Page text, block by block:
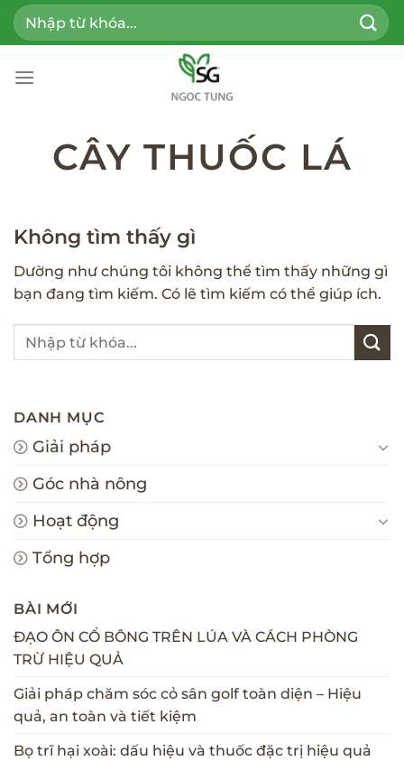
Bỏ
qua
dung
Tìm
kiếm:
CÂY THUỐC LÁ
Không tìm thấy gì
Dường như chúng tôi không thể tìm thấy những gì
bạn đang tìm kiếm. Có lẽ tìm kiếm có thể giúp ích.
DANH MỤC
Giải pháp
Góc nhà nông
Hoạt động
Tổng hợp
BÀI MỚI
ĐẠO ÔN CỔ BÔNG TRÊN LÚA VÀ CÁCH PHÒNG
TRỪ HIỆU QUẢ
Giải pháp chăm sóc cỏ sân golf toàn diện – Hiệu
quả, an toàn và tiết kiệm
Bọ trĩ hại xoài: dấu hiệu và thuốc đặc trị hiệu quả